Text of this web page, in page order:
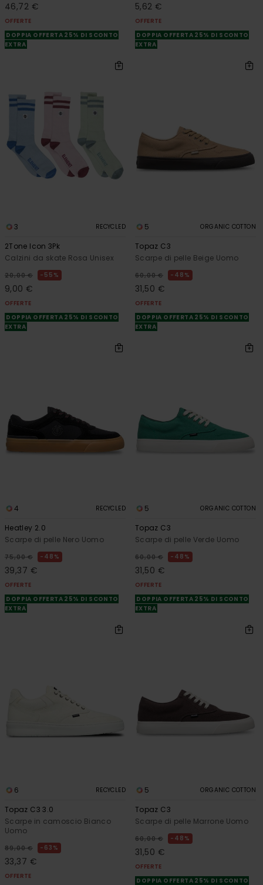
46,72 €
OFFERTE
DOPPIA OFFERTA 25% DI SCONTO
EXTRA
5,62 €
OFFERTE
DOPPIA OFFERTA 25% DI SCONTO
EXTRA
3 RECYCLED
2Tone Icon 3Pk
Calzini da skate Rosa Unisex
20,00 € 55%
9,00 €
OFFERTE
DOPPIA OFFERTA 25% DI SCONTO
EXTRA
5 ORGANIC COTTON
Topaz C3
Scarpe di pelle Beige Uomo
60,00 € 48%
31,50 €
OFFERTE
DOPPIA OFFERTA 25% DI SCONTO
EXTRA
4 RECYCLED
Heatley 2.0
Scarpe di pelle Nero Uomo
75,00 € 48%
39,37 €
OFFERTE
DOPPIA OFFERTA 25% DI SCONTO
EXTRA
5 ORGANIC COTTON
Topaz C3
Scarpe di pelle Verde Uomo
60,00 € 48%
31,50 €
OFFERTE
DOPPIA OFFERTA 25% DI SCONTO
EXTRA
6 RECYCLED
Topaz C3 3.0
Scarpe in camoscio Bianco
Uomo
89,00 € 63%
33,37 €
OFFERTE
5 ORGANIC COTTON
Topaz C3
Scarpe di pelle Marrone Uomo
60,00 € 48%
31,50 €
OFFERTE
DOPPIA OFFERTA 25% DI SCONTO